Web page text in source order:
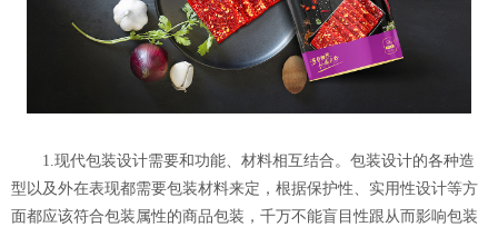
1.现代包装设计需要和功能、材料相互结合。包装设计的各种造
型以及外在表现都需要包装材料来定，根据保护性、实用性设计等方
面都应该符合包装属性的商品包装，千万不能盲目性跟从而影响包装